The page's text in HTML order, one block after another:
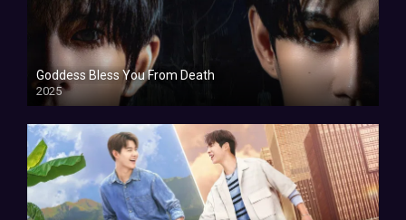
Goddess Bless You From Death
2025